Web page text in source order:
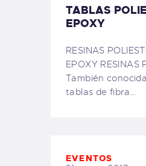
TABLAS
EPOXY
RESINAS
EPOXY RESINAS
También
tablas de fibra…
EVENTOS